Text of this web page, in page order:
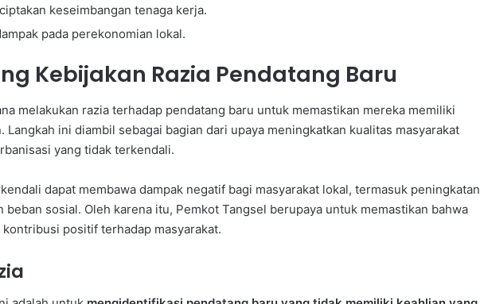
keseimbangan tenaga kerja.
pada perekonomian lokal.
Kebijakan Razia Pendatang Baru
melakukan razia terhadap pendatang baru untuk memastikan mereka memiliki
Langkah ini diambil sebagai bagian dari upaya meningkatkan kualitas masyarakat
yang tidak terkendali.
dapat membawa dampak negatif bagi masyarakat lokal, termasuk peningkatan
beban sosial. Oleh karena itu, Pemkot Tangsel berupaya untuk memastikan bahwa
positif terhadap masyarakat.